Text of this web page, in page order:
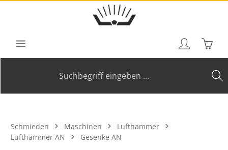
Zum Hauptinhalt springen
Schmieden Maschinen
Lufthammer
Lufthämmer AN
Gesenke AN